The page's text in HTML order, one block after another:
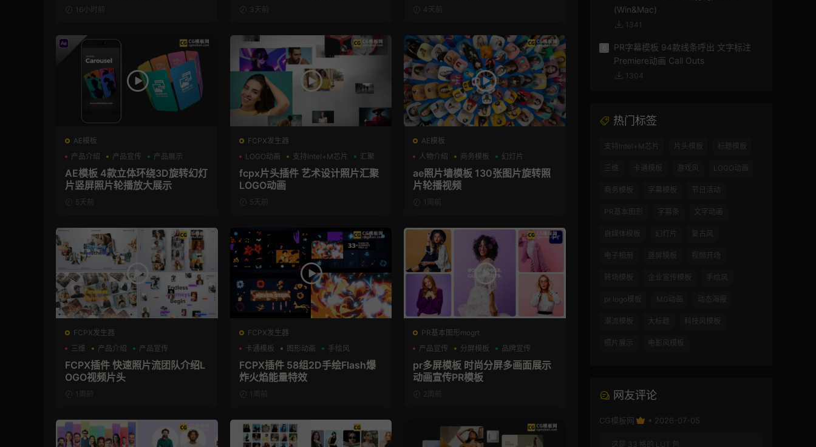
16小时前 3天前 4天前
AE模板
产品介绍
产品宣传 产品展示
AE模板 4款立体环绕3D旋转幻灯
片竖屏照片轮播放大展示
5天前
FCPX发生器
LOGO动画
支持Intel+M芯片 汇聚
fcpx片头插件 艺术设计照片汇聚
LOGO动画
5天前
AE模板
人物介绍
商务模板 幻灯片
ae照片墙模板 130张图片旋转照
片轮播视频
1周前
FCPX发生器
三维
产品介绍 产品宣传
FCPX插件 快速照片流团队介绍L
OGO视频片头
1周前
FCPX发生器
卡通模板
图形动画 手绘风
FCPX插件 58组2D手绘Flash爆
炸火焰能量特效
1周前
PR基本图形mogrt
产品宣传
分屏模板 品牌宣传
pr多屏模板 时尚分屏多画面展示
动画宣传PR模板
2周前
(Win&Mac)
1341
PR字幕模板 94款线条呼出 文字标注
Premiere动画 Call Outs
1304
热门标签
支持Intel+M芯片 片头模板 标题模板
三维 卡通模板 游戏风 LOGO动画
商务模板 字幕模板 节日活动
PR基本图形 字幕条 文字动画
自媒体模板 幻灯片 复古风
电子相册 竖屏模板 视频开场
转场模板 企业宣传模板 手绘风
pr logo模板 MG动画 动态海报
潮流模板 大标题 科技风模板
照片展示 电影风模板
网友评论
CG模板网 • 2026-07-05
这是 33 格的 LUT 包